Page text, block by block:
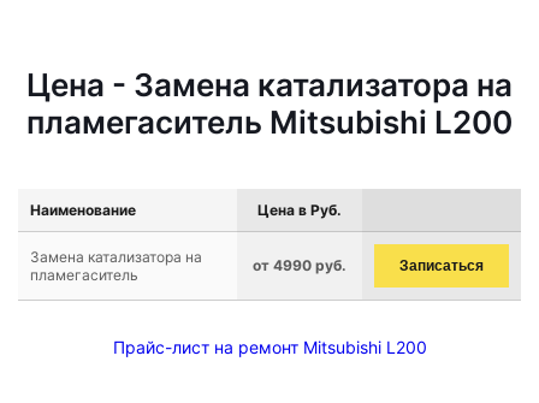
Цена - Замена катализатора на
пламегаситель Mitsubishi L200
Наименование Цена в Руб.
Замена катализатора на
пламегаситель
от 4990 руб. Записаться
Прайс-лист на ремонт Mitsubishi L200